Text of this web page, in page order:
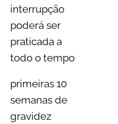
interrupção
poderá ser
praticada a
todo o tempo
primeiras 10
semanas de
gravidez